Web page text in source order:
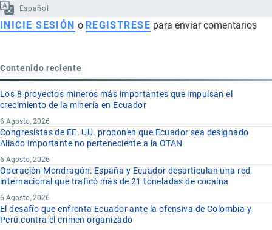
Español
INICIE SESIÓN o REGISTRESE para enviar comentarios
Contenido reciente
Los 8 proyectos mineros más importantes que impulsan el
crecimiento de la minería en Ecuador
6 Agosto, 2026
Congresistas de EE. UU. proponen que Ecuador sea designado
Aliado Importante no perteneciente a la OTAN
6 Agosto, 2026
Operación Mondragón: España y Ecuador desarticulan una red
internacional que traficó más de 21 toneladas de cocaína
6 Agosto, 2026
El desafío que enfrenta Ecuador ante la ofensiva de Colombia y
Perú contra el crimen organizado